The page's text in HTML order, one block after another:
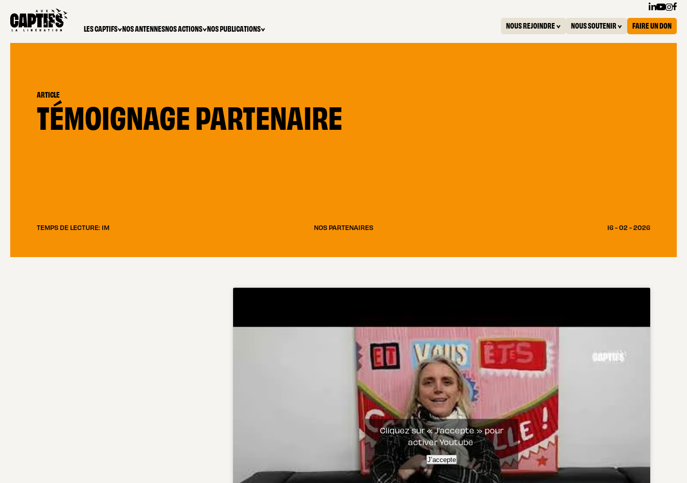
LES CAPTIFS NOS ANTENNESNOS ACTIONS NOS PUBLICATIONS NOUS REJOINDRE NOUS SOUTENIR FAIRE UN DON
ARTICLE
TÉMOIGNAGE PARTENAIRE
TEMPS DE LECTURE: 1M NOS PARTENAIRES 16 - 02 - 2026
Cliquez sur « J’accepte » pour
activer Youtube
J’accepte